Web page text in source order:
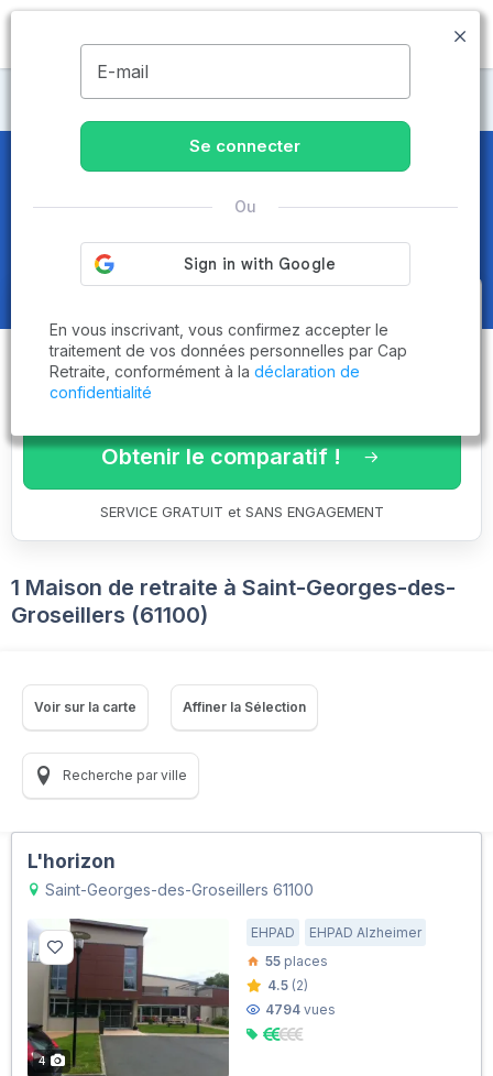
MENU
Maisons de retraite Orne
Maisons de retraite et EHPAD
Saint-Georges-des-Groseillers
(61100)
Obtenez le
comparatif des
établissementsadaptés à vos
critères en 3 minutes !
Obtenir le comparatif !
SERVICE GRATUIT et SANS ENGAGEMENT
1 Maison de retraite à Saint-Georges-des-
Groseillers (61100)
Voir sur la carte Affiner la Sélection
Recherche par ville
L'horizon
Saint-Georges-des-Groseillers 61100
4
EHPAD
EHPAD Alzheimer
55 places
4.5 (2)
4794 vues
E-mail
Se connecter
Ou
En vous inscrivant, vous confirmez accepter le
traitement de vos données personnelles par Cap
Retraite, conformément à la déclaration de
confidentialité